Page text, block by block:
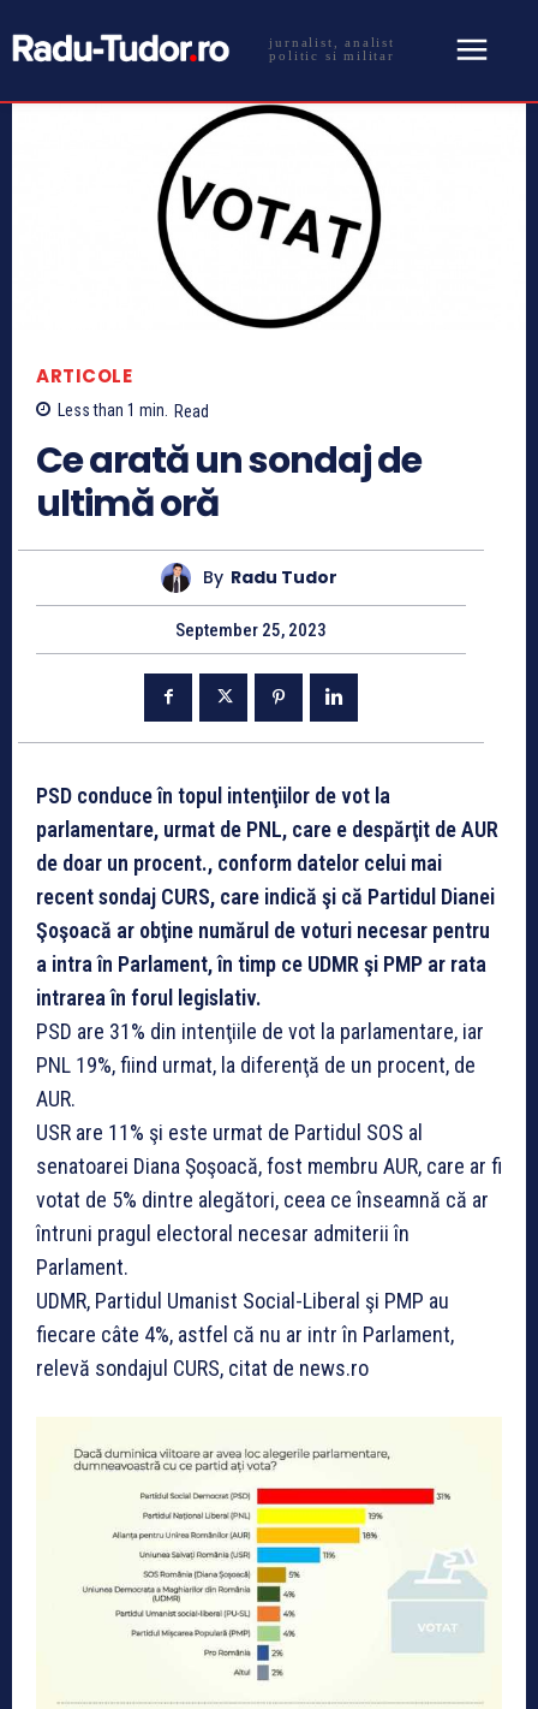
jurnalist, analist
politic si militar
ARTICOLE
Less than 1 min. Read
Ce arată un sondaj de
ultimă oră
By Radu Tudor
September 25, 2023
PSD conduce în topul intenţiilor de vot la
parlamentare, urmat de PNL, care e despărţit de AUR
de doar un procent., conform datelor celui mai
recent sondaj CURS, care indică şi că Partidul Dianei
Şoşoacă ar obţine numărul de voturi necesar pentru
a intra în Parlament, în timp ce UDMR şi PMP ar rata
intrarea în forul legislativ.
PSD are 31% din intenţiile de vot la parlamentare, iar
PNL 19%, fiind urmat, la diferenţă de un procent, de
AUR.
USR are 11% şi este urmat de Partidul SOS al
senatoarei Diana Şoşoacă, fost membru AUR, care ar fi
votat de 5% dintre alegători, ceea ce înseamnă că ar
întruni pragul electoral necesar admiterii în
Parlament.
UDMR, Partidul Umanist Social-Liberal şi PMP au
fiecare câte 4%, astfel că nu ar intr în Parlament,
relevă sondajul CURS, citat de news.ro